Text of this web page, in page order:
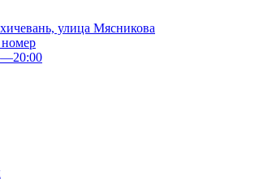
улица Мясникова
номер